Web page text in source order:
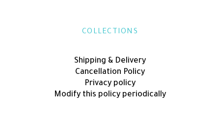
COLLECTIONS
Shipping & Delivery
Cancellation Policy
Privacy policy
Modify this policy periodically